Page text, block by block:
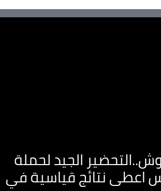
الجيد لحملة
اعطى نتائج قياسية في